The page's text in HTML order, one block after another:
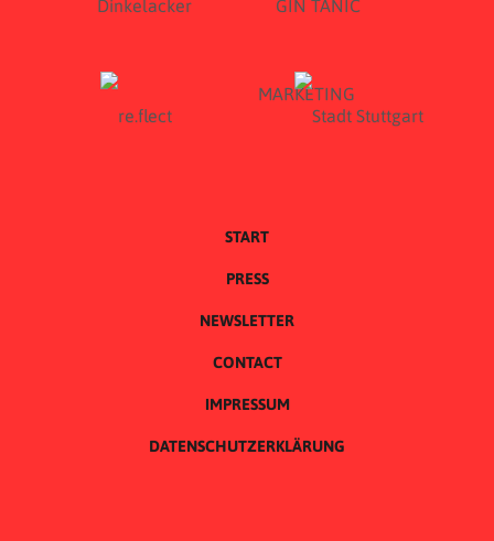
START
PRESS
NEWSLETTER
CONTACT
IMPRESSUM
DATENSCHUTZERKLÄRUNG